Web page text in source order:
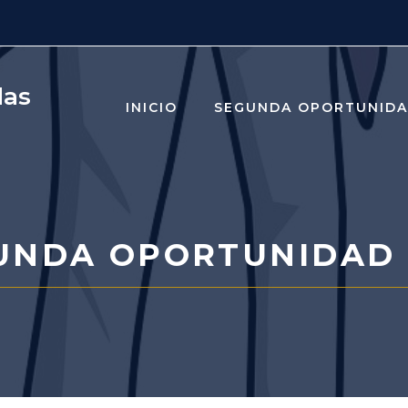
INICIO SEGUNDA
OPORTUNIDAD